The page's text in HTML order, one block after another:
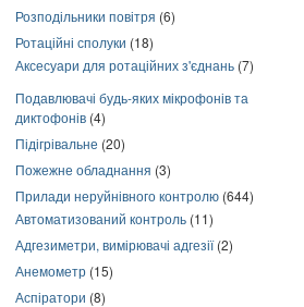
Розподільники повітря (6)
Ротаційні сполуки (18)
Аксесуари для ротаційних з'єднань (7)
Подавлювачі будь-яких мікрофонів та
диктофонів (4)
Підігрівальне (20)
Пожежне обладнання (3)
Прилади неруйнівного контролю (644)
Автоматизований контроль (11)
Адгезиметри, вимірювачі адгезії(2)
Анемометр (15)
Аспіратори (8)